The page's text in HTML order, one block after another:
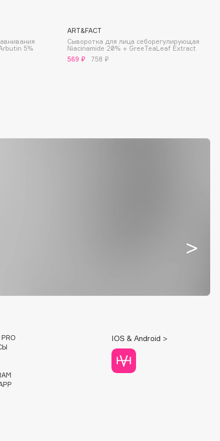
5%
ART&FACT
Сыворотка для лица себорегулирующая
Niacinamide 20% + GreeTeaLeaf Extract
569 ₽
758 ₽
PRO
IOS & Android >